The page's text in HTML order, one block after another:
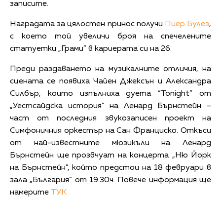
записите.
Наградата за цялостен принос получи Пиер Булез,
с което той увеличи броя на спечелените
статуетки „Грами” в кариерата си на 26.
Преди раздаването на музикалните отличия, на
сцената се появиха Чайен Джексън и Александра
Силбър, които изпълниха дуета ”Tonight” от
„Уестсайдска история” на Ленард Бърнстейн –
част от последния звукозаписен проект на
Симфоничния оркестър на Сан Франциско. Откъси
от най-известните мюзикъли на Ленард
Бърнстейн ще прозвчуат на концерта „Ню Йорк
на Бърнстейн”, който предстои на 18 февруари в
зала „България” от 19.30ч. Повече информация ще
намерите ТУК